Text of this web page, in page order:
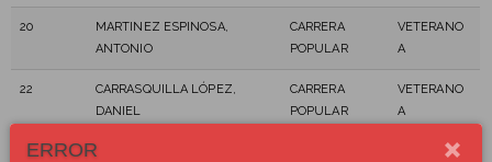
20
MARTINEZ ESPINOSA,
ANTONIO
CARRERA
POPULAR
VETERANO
A
22
CARRASQUILLA LÓPEZ,
DANIEL
CARRERA
POPULAR
VETERANO
A
23 REINA CALLEJA, ALEJANDRO
VETERANO
ERROR